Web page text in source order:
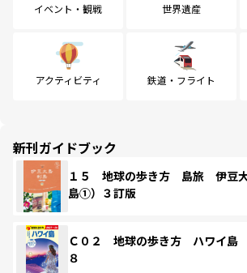
イベント・観戦 世界遺産
アクティビティ 鉄道・フライト
新刊ガイドブック
１５ 地球の歩き方 島旅 伊豆
島①）３訂版
Ｃ０２ 地球の歩き方 ハワイ島
８